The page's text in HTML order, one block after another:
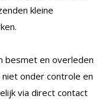
kleine
besmet en overleden
onder controle en
via direct contact